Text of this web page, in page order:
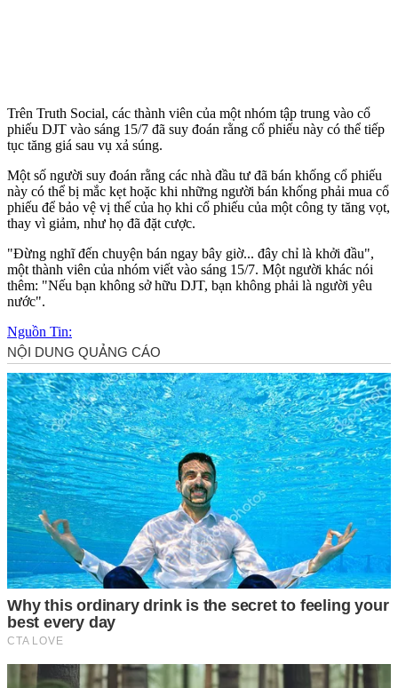
Trên Truth Social, các thành viên của một nhóm tập trung vào cổ
phiếu DJT vào sáng 15/7 đã suy đoán rằng cổ phiếu này có thể tiếp
tục tăng giá sau vụ xả súng.
Một số người suy đoán rằng các nhà đầu tư đã bán khống cổ phiếu
này có thể bị mắc kẹt hoặc khi những người bán khống phải mua cổ
phiếu để bảo vệ vị thế của họ khi cổ phiếu của một công ty tăng vọt,
thay vì giảm, như họ đã đặt cược.
"Đừng nghĩ đến chuyện bán ngay bây giờ... đây chỉ là khởi đầu",
một thành viên của nhóm viết vào sáng 15/7. Một người khác nói
thêm: "Nếu bạn không sở hữu DJT, bạn không phải là người yêu
nước".
Nguồn Tin: